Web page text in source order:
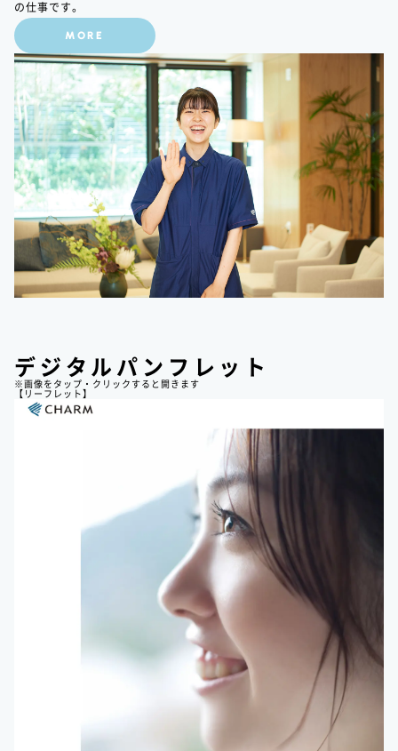
の仕事です。
MORE
デジタルパンフレット
※画像をタップ・クリックすると開きます
【リーフレット】